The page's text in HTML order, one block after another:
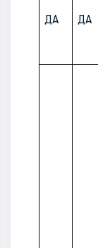
ДА ДА